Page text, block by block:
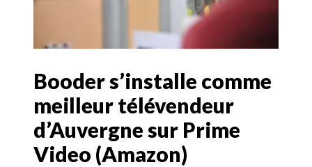
Booder s’installe comme
meilleur télévendeur
d’Auvergne sur Prime
Video (Amazon)